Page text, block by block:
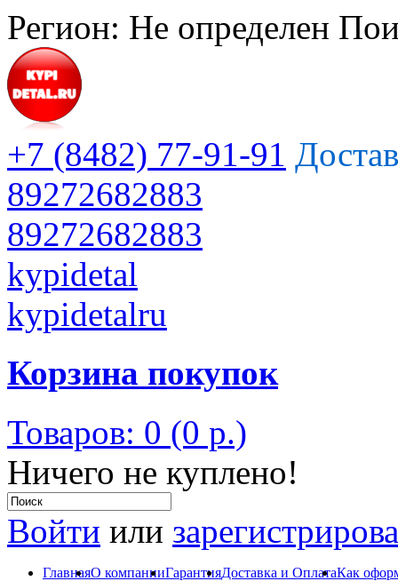
Регион: Не определен
+7 (8482) 77-91-91
89272682883
89272682883
kypidetal
kypidetalru
Корзина покупок
Товаров: 0 (0 р.)
Ничего не куплено!
Войти или
ГлавнаяО компанииГарантияДоставка и ОплатаКак